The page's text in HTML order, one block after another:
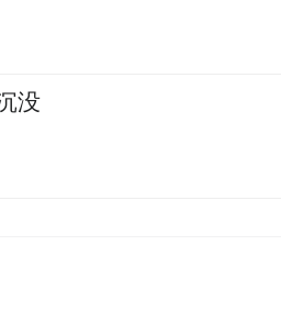
正在日益临近但不少选
举，其中最受瞩目的当
抗与竞逐，都有获胜的
没